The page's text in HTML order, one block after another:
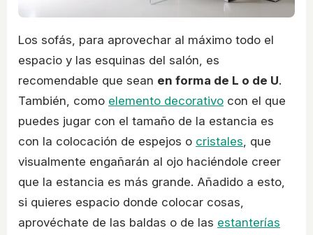
Los sofás, para aprovechar al máximo todo el
espacio y las esquinas del salón, es
recomendable que sean en forma de L o de U.
También, como elemento decorativo con el que
puedes jugar con el tamaño de la estancia es
con la colocación de espejos o cristales, que
visualmente engañarán al ojo haciéndole creer
que la estancia es más grande. Añadido a esto,
si quieres espacio donde colocar cosas,
aprovéchate de las baldas o de las estanterías